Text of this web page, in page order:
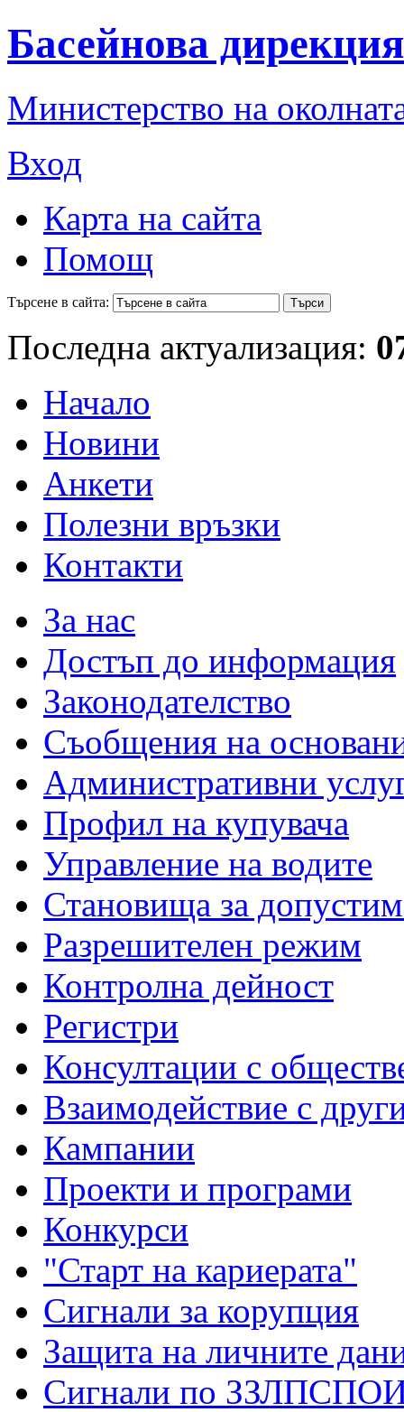
Басейнова
Министерство на
Вход
Карта на сайта
Помощ
Търсене в сайта:
Последна актуализация:
Начало
Новини
Анкети
Полезни връзки
Контакти
За нас
Достъп до информация
Законодателство
Съобщения на
Административни
Профил на купувача
Управление на водите
Становища за
Разрешителен режим
Контролна дейност
Регистри
Консултации с
Взаимодействие с
Кампании
Проекти и програми
Конкурси
"Старт на кариерата"
Сигнали за корупция
Защита на личните
Сигнали по